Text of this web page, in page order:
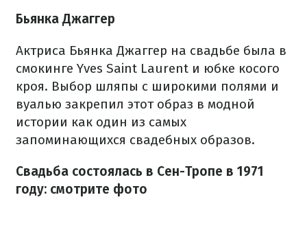
Бьянка Джаггер
Актриса Бьянка Джаггер на свадьбе была в
смокинге Yves Saint Laurent и юбке косого
кроя. Выбор шляпы с широкими полями и
вуалью закрепил этот образ в модной
истории как один из самых
запоминающихся свадебных образов.
Свадьба состоялась в Сен-Тропе в 1971
году: смотрите фото